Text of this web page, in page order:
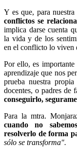
Y es que, para
conflictos se
implica darse cuenta
la vida y de los
en el conflicto lo viven
Por ello, es
aprendizaje que nos
prueba nuestra
docentes, o padres de
conseguirlo,
Para la mtra.
cuando no
resolverlo de forma
sólo se transforma".